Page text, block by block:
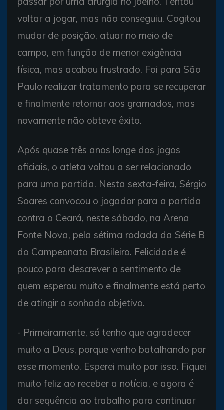
voltar a jogar, mas não conseguiu. Cogitou
mudar de posição, atuar no meio de
campo, em função de menor exigência
física, mas acabou frustrado. Foi para São
Paulo realizar tratamento para se recuperar
e finalmente retornar aos gramados, mas
novamente não obteve êxito.
Após quase três anos longe dos jogos
oficiais, o atleta voltou a ser relacionado
para uma partida. Nesta sexta-feira, Sérgio
Soares convocou o jogador para a partida
contra o Ceará, neste sábado, na Arena
Fonte Nova, pela sétima rodada da Série B
do Campeonato Brasileiro. Felicidade é
pouco para descrever o sentimento de
quem esperou muito e finalmente está perto
de atingir o sonhado objetivo.
- Primeiramente, só tenho que agradecer
muito a Deus, porque venho batalhando por
esse momento. Esperei muito por isso. Fiquei
muito feliz ao receber a notícia, e agora é
dar sequência ao trabalho para continuar